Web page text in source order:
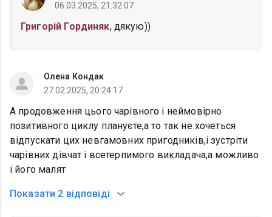
06.03.2025, 21:32:07
Григорій Гординяк, дякую))
Олена Кондак
27.02.2025, 20:24:17
А продовження цього чарівного і неймовірно
позитивного циклу плануєте,а то так не хочеться
відпускати цих невгамовних пригодників,і зустріти
чарівних дівчат і всетерпимого викладача,а можливо
і його малят
Показати 2 відповіді